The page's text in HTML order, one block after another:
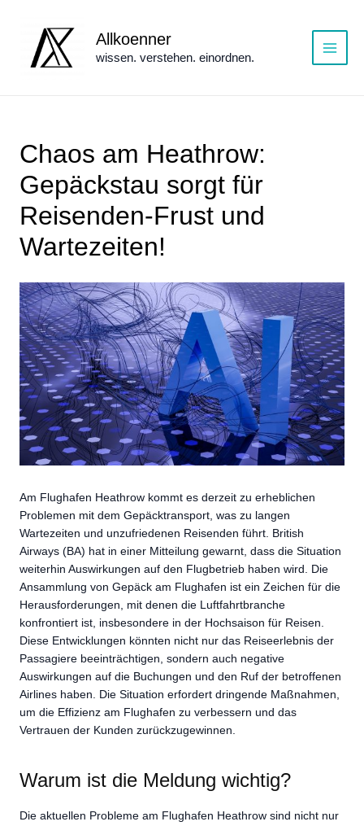
springen
Allkoenner
wissen. verstehen. einordnen.
Main
Chaos am Heathrow:
Gepäckstau sorgt für
Reisenden-Frust und
Wartezeiten!
Am Flughafen Heathrow kommt es derzeit zu erheblichen
Problemen mit dem Gepäcktransport, was zu langen
Wartezeiten und unzufriedenen Reisenden führt. British
Airways (BA) hat in einer Mitteilung gewarnt, dass die Situation
weiterhin Auswirkungen auf den Flugbetrieb haben wird. Die
Ansammlung von Gepäck am Flughafen ist ein Zeichen für die
Herausforderungen, mit denen die Luftfahrtbranche
konfrontiert ist, insbesondere in der Hochsaison für Reisen.
Diese Entwicklungen könnten nicht nur das Reiseerlebnis der
Passagiere beeinträchtigen, sondern auch negative
Auswirkungen auf die Buchungen und den Ruf der betroffenen
Airlines haben. Die Situation erfordert dringende Maßnahmen,
um die Effizienz am Flughafen zu verbessern und das
Vertrauen der Kunden zurückzugewinnen.
Warum ist die Meldung wichtig?
Die aktuellen Probleme am Flughafen Heathrow sind nicht nur